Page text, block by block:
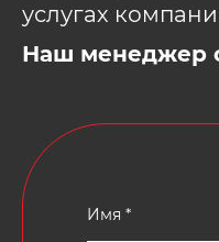
услугах
Наш менеджер